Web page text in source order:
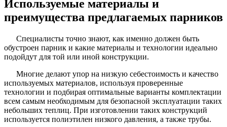
Используемые материалы и
преимущества предлагаемых парников
Специалисты точно знают, как именно должен быть
обустроен парник и какие материалы и технологии идеально
подойдут для той или иной конструкции.
Многие делают упор на низкую себестоимость и качество
используемых материалов, используя проверенные
технологии и подбирая оптимальные варианты комплектации
всем самым необходимым для безопасной эксплуатации таких
небольших теплиц. При изготовлении таких конструкций
используется полиэтилен низкого давления, а также трубы.